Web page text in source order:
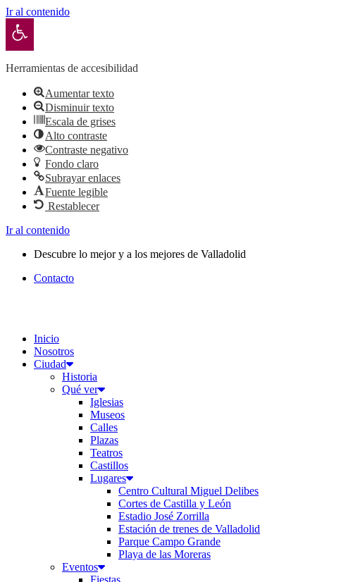
Ir al contenido
Abrir barra de herramientas
Herramientas de accesibilidad
Aumentar texto
Disminuir texto
Escala de grises
Alto contraste
Contraste negativo
Fondo claro
Subrayar enlaces
Fuente legible
Restablecer
Ir al contenido
Descubre lo mejor y a los mejores de Valladolid
Contacto
Inicio
Nosotros
Ciudad
Historia
Qué ver
Iglesias
Museos
Calles
Plazas
Teatros
Castillos
Lugares
Centro Cultural Miguel Delibes
Cortes de Castilla y León
Estadio José Zorrilla
Estación de trenes de Valladolid
Parque Campo Grande
Playa de las Moreras
Eventos
Fiestas